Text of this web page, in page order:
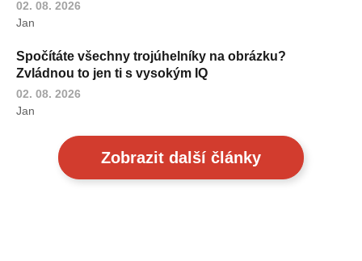
02. 08. 2026
Jan
Spočítáte všechny trojúhelníky na obrázku?
Zvládnou to jen ti s vysokým IQ
02. 08. 2026
Jan
Zobrazit další články